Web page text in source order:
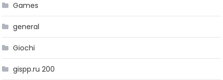
Games
general
Giochi
gispp.ru 200